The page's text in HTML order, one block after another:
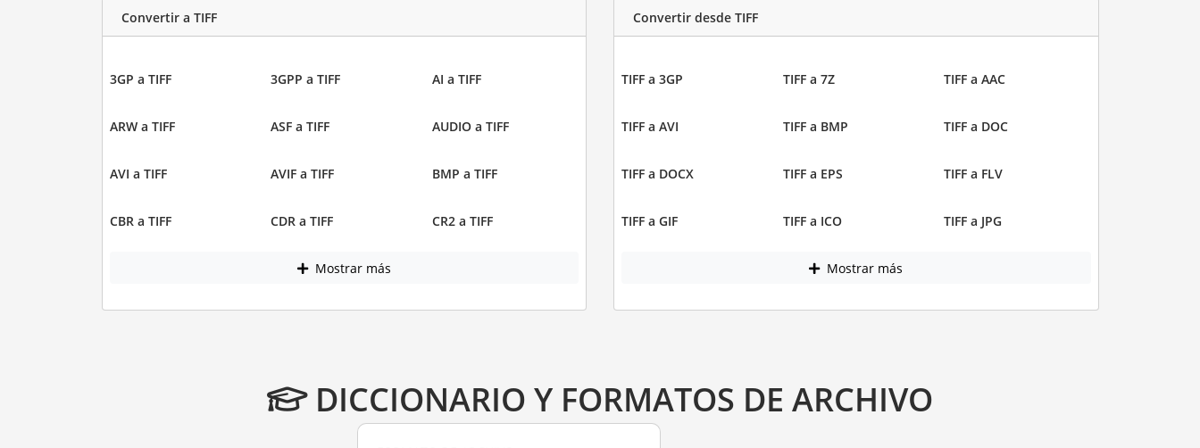
Convertir a TIFF
3GP a TIFF 3GPP a TIFF AI a TIFF
ARW a TIFF ASF a TIFF AUDIO a TIFF
AVI a TIFF AVIF a TIFF BMP a TIFF
CBR a TIFF CDR a TIFF CR2 a TIFF
Mostrar más
Convertir desde TIFF
TIFF a 3GP TIFF a 7Z TIFF a AAC
TIFF a AVI TIFF a BMP TIFF a DOC
TIFF a DOCX TIFF a EPS TIFF a FLV
TIFF a GIF TIFF a ICO TIFF a JPG
Mostrar más
DICCIONARIO Y FORMATOS DE ARCHIVO